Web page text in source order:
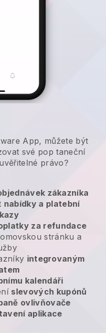
App, můžete být
své pop taneční
právo?
zákazníka
nabídky a platební
za refundace
stránku a
integrovaným
kalendáři
slevových kupónů
ovlivňovače
aplikace